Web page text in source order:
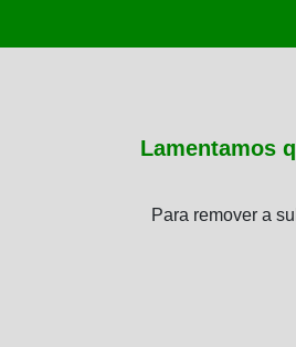
Lamentamos
Para remover a